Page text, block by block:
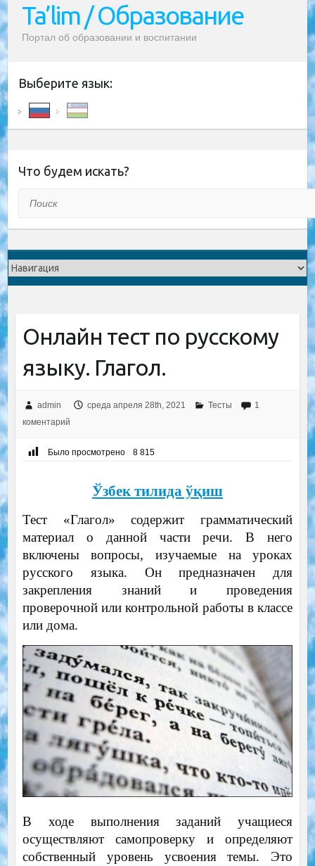
Ta’lim / Образование
Портал об образовании и воспитании
Выберите язык:
Что будем искать?
Онлайн тест по русскому
языку. Глагол.
admin среда апреля 28th, 2021 Тесты
1
коментарий
Было просмотрено 8 815
Ўзбек тилида ўқиш
Тест «Глагол» содержит грамматический
материал о данной части речи. В него
включены вопросы, изучаемые на уроках
русского языка. Он предназначен для
закрепления знаний и проведения
проверочной или контрольной работы в классе
или дома.
В ходе выполнения заданий учащиеся
осуществляют самопроверку и определяют
собственный уровень усвоения темы. Это